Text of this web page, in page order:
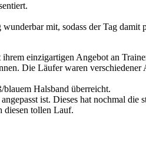
mit, sodass der Tag damit
einzigartigen Angebot an
Die Läufer waren verschiedener
Halsband überreicht.
ist. Dieses hat nochmal die
diesen tollen Lauf.